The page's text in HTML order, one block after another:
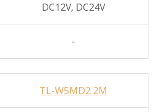
DC12V, DC24V
-
TL-W5MD2 2M